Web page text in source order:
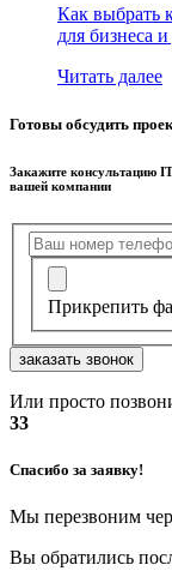
Как выбрать
для бизнеса
Читать далее
Готовы обсудить
Закажите консультацию
вашей компании
Прикрепить
заказать звонок
Или просто
33
Спасибо за заявку!
Мы перезвоним
Вы обратились